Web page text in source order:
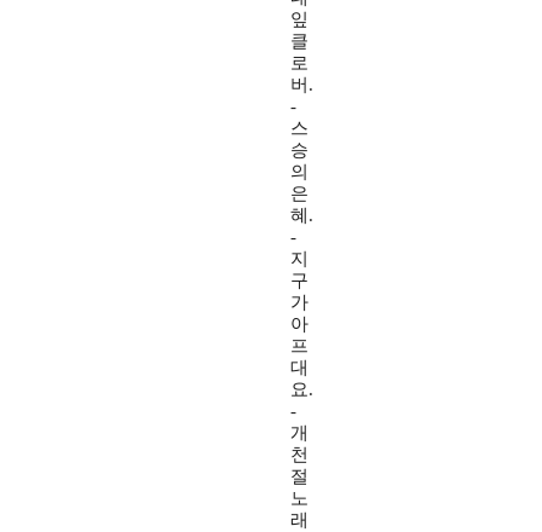
잎
클
로
버.
-
스
승
의
은
혜.
-
지
구
가
아
프
대
요.
-
개
천
절
노
래